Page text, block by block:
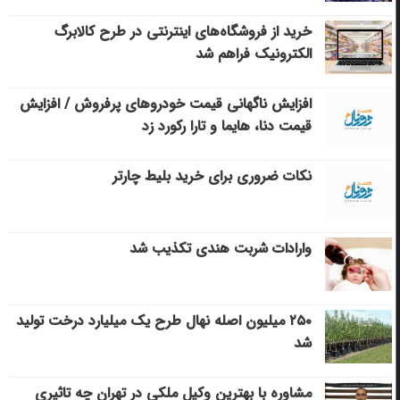
خرید از فروشگاه‌های اینترنتی در طرح کالابرگ
الکترونیک فراهم شد
افزایش ناگهانی قیمت خودروهای پرفروش / افزایش
قیمت دنا، هایما و تارا رکورد زد
نکات ضروری برای خرید بلیط چارتر
وارادات شربت هندی تکذیب شد
۲۵۰ میلیون اصله نهال طرح یک میلیارد درخت تولید
شد
مشاوره با بهترین وکیل ملکی در تهران چه تاثیری